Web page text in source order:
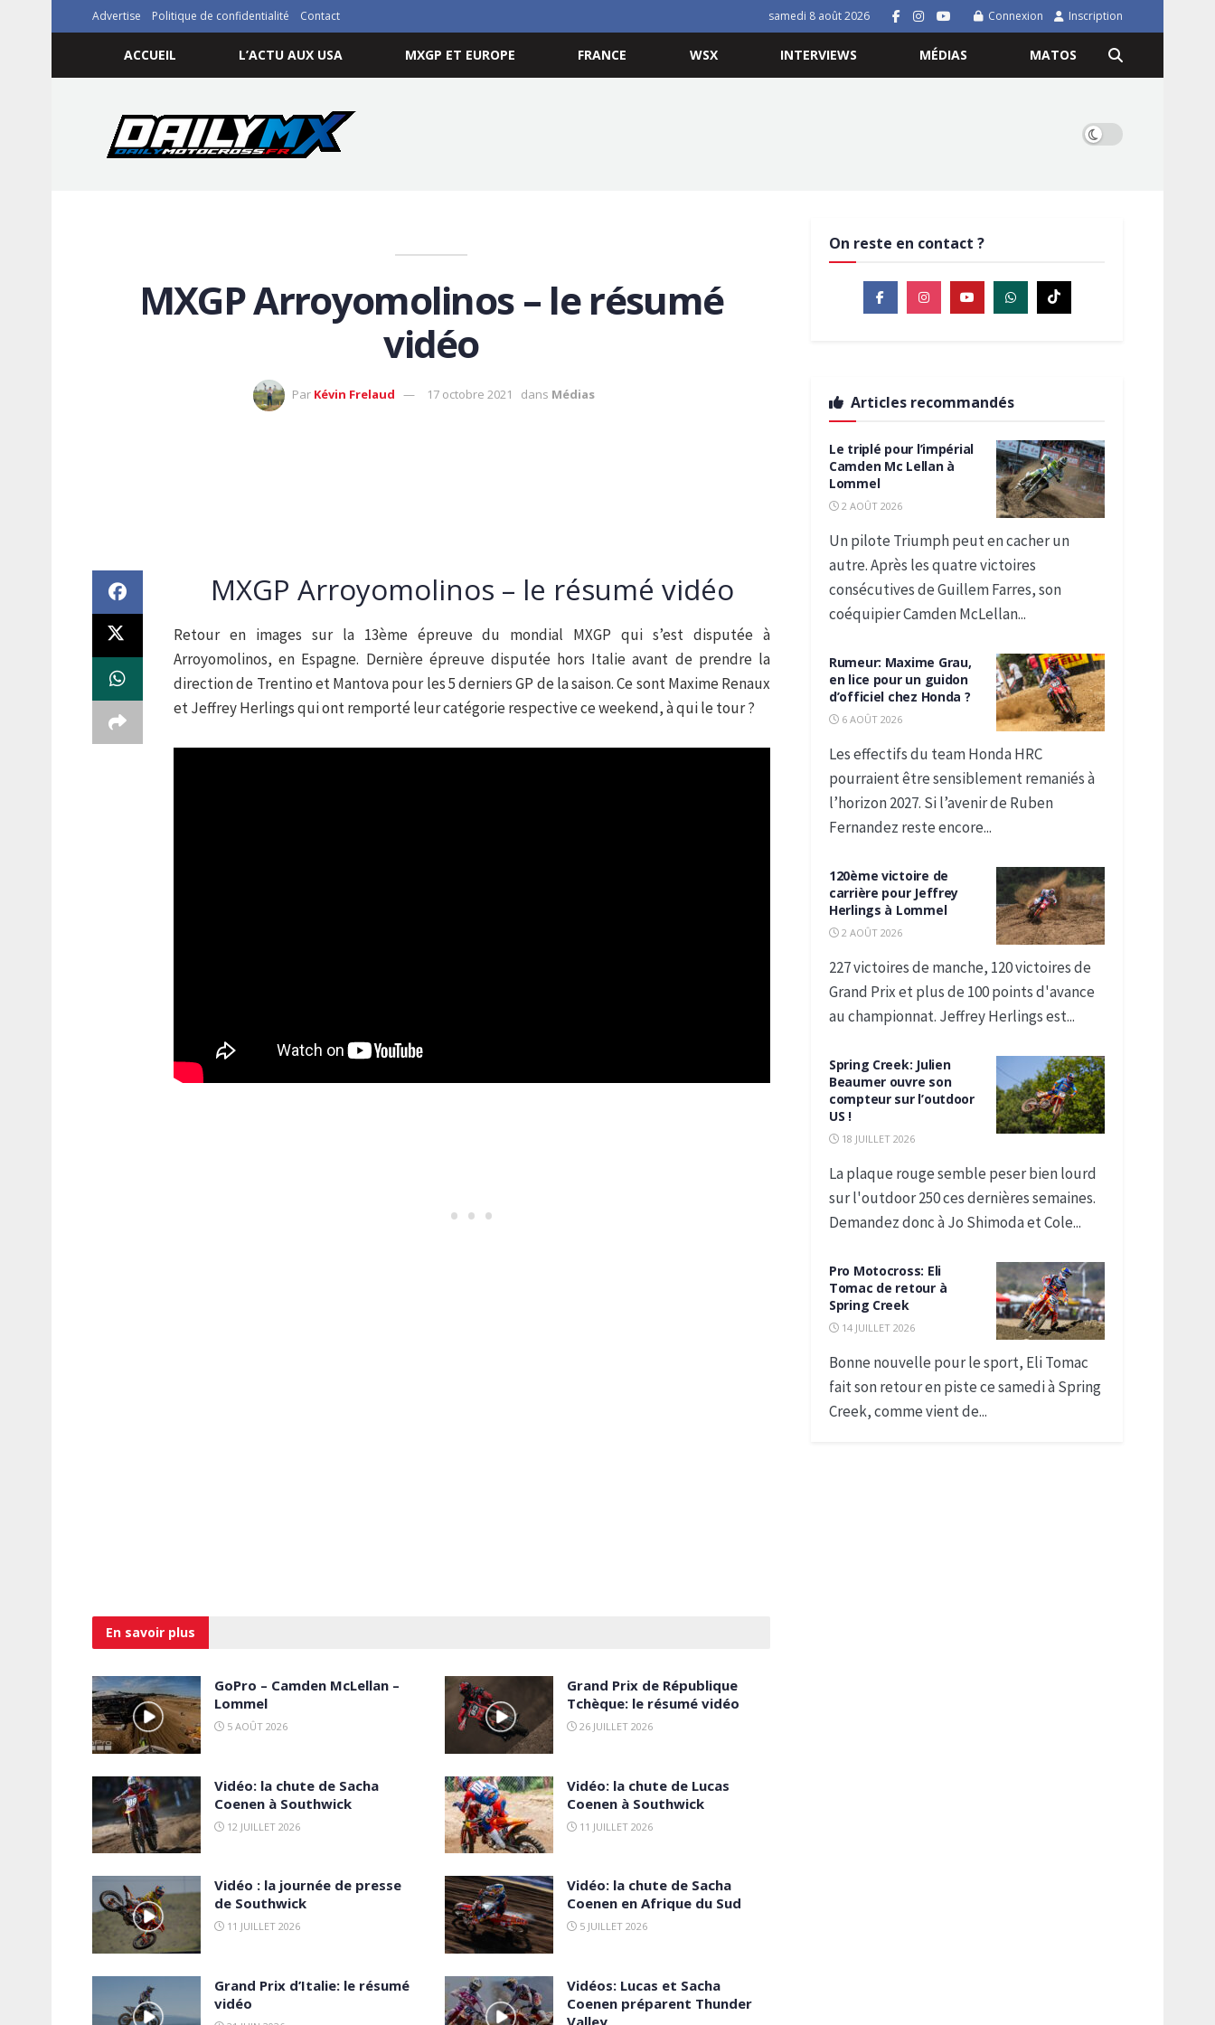
Advertise Politique de confidentialité Contact samedi 8 août 2026 Connexion Inscription
ACCUEIL L’ACTU AUX USA MXGP ET EUROPE FRANCE WSX INTERVIEWS MÉDIAS MATOS
MXGP Arroyomolinos – le résumé
vidéo
Par Kévin Frelaud 17 octobre 2021 dans Médias
MXGP Arroyomolinos – le résumé vidéo
Retour en images sur la 13ème épreuve du mondial MXGP qui s’est disputée à
Arroyomolinos, en Espagne. Dernière épreuve disputée hors Italie avant de prendre la
direction de Trentino et Mantova pour les 5 derniers GP de la saison. Ce sont Maxime Renaux
et Jeffrey Herlings qui ont remporté leur catégorie respective ce weekend, à qui le tour ?
En savoir plus
GoPro – Camden McLellan –
Lommel
5 AOÛT 2026
Grand Prix de République
Tchèque: le résumé vidéo
26 JUILLET 2026
Vidéo: la chute de Sacha
Coenen à Southwick
12 JUILLET 2026
Vidéo: la chute de Lucas
Coenen à Southwick
11 JUILLET 2026
Vidéo : la journée de presse
de Southwick
11 JUILLET 2026
Vidéo: la chute de Sacha
Coenen en Afrique du Sud
5 JUILLET 2026
Grand Prix d’Italie: le résumé
vidéo
Vidéos: Lucas et Sacha
Coenen préparent Thunder
On reste en contact ?
Articles recommandés
Le triplé pour l’impérial
Camden Mc Lellan à
Lommel
2 AOÛT 2026
Un pilote Triumph peut en cacher un
autre. Après les quatre victoires
consécutives de Guillem Farres, son
coéquipier Camden McLellan...
Rumeur: Maxime Grau,
en lice pour un guidon
d’officiel chez Honda ?
6 AOÛT 2026
Les effectifs du team Honda HRC
pourraient être sensiblement remaniés à
l’horizon 2027. Si l’avenir de Ruben
Fernandez reste encore...
120ème victoire de
carrière pour Jeffrey
Herlings à Lommel
2 AOÛT 2026
227 victoires de manche, 120 victoires de
Grand Prix et plus de 100 points d'avance
au championnat. Jeffrey Herlings est...
Spring Creek: Julien
Beaumer ouvre son
compteur sur l’outdoor
US !
18 JUILLET 2026
La plaque rouge semble peser bien lourd
sur l'outdoor 250 ces dernières semaines.
Demandez donc à Jo Shimoda et Cole...
Pro Motocross: Eli
Tomac de retour à
Spring Creek
14 JUILLET 2026
Bonne nouvelle pour le sport, Eli Tomac
fait son retour en piste ce samedi à Spring
Creek, comme vient de...